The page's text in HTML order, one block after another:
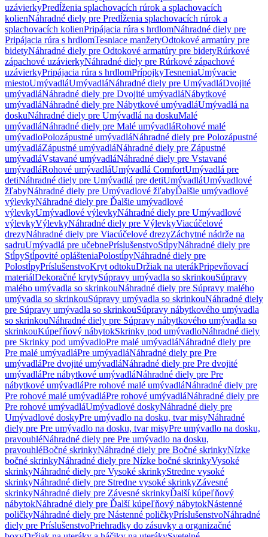
uzávierkyPredĺženia splachovacích rúrok a splachovacích
kolienNáhradné diely pre Predĺženia splachovacích rúrok a
splachovacích kolienPripájacia rúra s hrdlomNáhradné diely pre
Pripájacia rúra s hrdlomTesniace manžetyOdtokové armatúry pre
bidetyNáhradné diely pre Odtokové armatúry pre bidetyRúrkové
zápachové uzávierkyNáhradné diely pre Rúrkové zápachové
uzávierkyPripájacia rúra s hrdlomPrípojkyTesneniaUmývacie
miestoUmývadláUmývadláNáhradné diely pre UmývadláDvojité
umývadláNáhradné diely pre Dvojité umývadláNábytkové
umývadláNáhradné diely pre Nábytkové umývadláUmývadlá na
doskuNáhradné diely pre Umývadlá na doskuMalé
umývadláNáhradné diely pre Malé umývadláRohové malé
umývadloPolozápustné umývadláNáhradné diely pre Polozápustné
umývadláZápustné umývadláNáhradné diely pre Zápustné
umývadláVstavané umývadláNáhradné diely pre Vstavané
umývadláRohové umývadláUmývadlá ComfortUmývadlá pre
detiNáhradné diely pre Umývadlá pre detiUmývadláUmývadlové
žľabyNáhradné diely pre Umývadlové žľabyĎalšie umývadlové
výlevkyNáhradné diely pre Ďalšie umývadlové
výlevkyUmývadlové výlevkyNáhradné diely pre Umývadlové
výlevkyVýlevkyNáhradné diely pre VýlevkyViacúčelové
drezyNáhradné diely pre Viacúčelové drezyZáchytné nádrže na
sadruUmývadlá pre učebnePríslušenstvoStĺpyNáhradné diely pre
StĺpyStĺpovité oplášteniaPolostĺpyNáhradné diely pre
PolostĺpyPríslušenstvoKryt odtokuDržiak na uterákPripevňovací
materiálDekoračné krytySúpravy umývadla so skrinkouSúpravy
malého umývadla so skrinkouNáhradné diely pre Súpravy malého
umývadla so skrinkouSúpravy umývadla so skrinkouNáhradné diely
pre Súpravy umývadla so skrinkouSúpravy nábytkového umývadla
so skrinkouNáhradné diely pre Súpravy nábytkového umývadla so
skrinkouKúpeľňový nábytokSkrinky pod umývadloNáhradné diely
pre Skrinky pod umývadloPre malé umývadláNáhradné diely pre
Pre malé umývadláPre umývadláNáhradné diely pre Pre
umývadláPre dvojité umývadláNáhradné diely pre Pre dvojité
umývadláPre nábytkové umývadláNáhradné diely pre Pre
nábytkové umývadláPre rohové malé umývadláNáhradné diely pre
Pre rohové malé umývadláPre rohové umývadláNáhradné diely pre
Pre rohové umývadláUmývadlové doskyNáhradné diely pre
Umývadlové doskyPre umývadlo na dosku, tvar misyNáhradné
diely pre Pre umývadlo na dosku, tvar misyPre umývadlo na dosku,
pravouhléNáhradné diely pre Pre umývadlo na dosku,
pravouhléBočné skrinkyNáhradné diely pre Bočné skrinkyNízke
bočné skrinkyNáhradné diely pre Nízke bočné skrinkyVysoké
skrinkyNáhradné diely pre Vysoké skrinkyStredne vysoké
skrinkyNáhradné diely pre Stredne vysoké skrinkyZávesné
skrinkyNáhradné diely pre Závesné skrinkyĎalší kúpeľňový
nábytokNáhradné diely pre Ďalší kúpeľňový nábytokNástenné
poličkyNáhradné diely pre Nástenné poličkyPríslušenstvoNáhradné
diely pre PríslušenstvoPriehradky do zásuvky a organizačné